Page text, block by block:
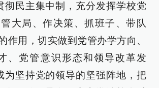
彻民主集中制，充分发挥学校党
大局、作决策、抓班子、带队
作用，切实做到党管办学方向、
、党管意识形态和领导改革发
为坚持党的领导的坚强阵地，把